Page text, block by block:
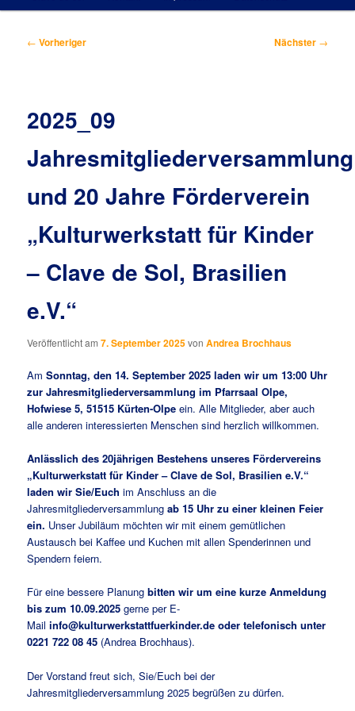
Beitragsnavigation
← Vorheriger Nächster →
2025_09
Jahresmitgliederversammlung
und 20 Jahre Förderverein
„Kulturwerkstatt für Kinder
– Clave de Sol, Brasilien
e.V.“
Veröffentlicht am7. September 2025vonAndrea Brochhaus
AmSonntag, den 14. September 2025 laden wir um 13:00 Uhr
zur Jahresmitgliederversammlung im Pfarrsaal Olpe,
Hofwiese 5, 51515 Kürten-Olpe ein. Alle Mitglieder, aber auch
alle anderen interessierten Menschen sind herzlich willkommen.
Anlässlich des 20jährigen Bestehens unseres Fördervereins
„Kulturwerkstatt für Kinder – Clave de Sol, Brasilien e.V.“
laden wir Sie/Euchim Anschluss an die
Jahresmitgliederversammlungab 15 Uhr zu einer kleinen Feier
ein. Unser Jubiläum möchten wir mit einem gemütlichen
Austausch bei Kaffee und Kuchen mit allen Spenderinnen und
Spendern feiern.
Für eine bessere Planungbitten wir um eine kurze Anmeldung
bis zum 10.09.2025gerne per E-
Mailinfo@kulturwerkstattfuerkinder.de oder telefonisch unter
0221 722 08 45 (Andrea Brochhaus).
Der Vorstand freut sich, Sie/Euch bei der
Jahresmitgliederversammlung 2025 begrüßen zu dürfen.